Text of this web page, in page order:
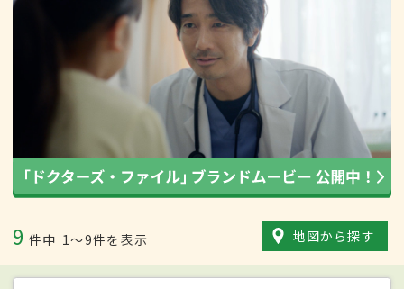
9 件中 1〜9件を表示 地図から探す